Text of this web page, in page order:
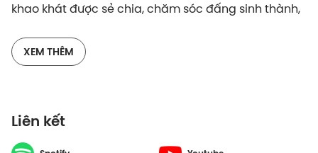
khao khát được sẻ chia, chăm sóc đấng sinh thành,
cùng ta đi trọn những con đường.
những thước phim chân thực, mộc mạc về vẻ đẹp
cảnh sắc và con người. Dẫu đã đi qua khắp nẻo
XEM THÊM
Liên kết